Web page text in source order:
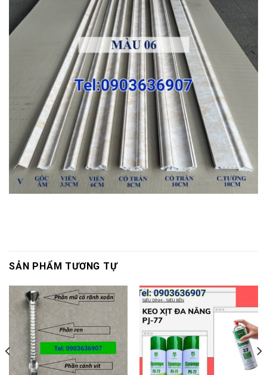
SẢN PHẨM TƯƠNG TỰ